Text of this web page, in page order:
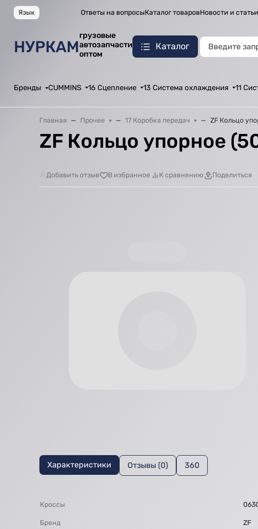
Язык Ответы на вопросыКаталог товаровНовости и статьи
НУРКАМ
грузовые
автозапчасти
оптом
Каталог
Бренды CUMMINS 16 Сцепление 13 Система охлаждения 11
Главная Прочее 17 Коробка передач ZF Кольцо
ZF Кольцо упорное
Добавить отзыв В избранное К сравнению Поделиться
Характеристики Отзывы (0) 360
Кроссы
Бренд ZF